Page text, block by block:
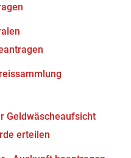
Geldwäscheaufsicht
erteilen